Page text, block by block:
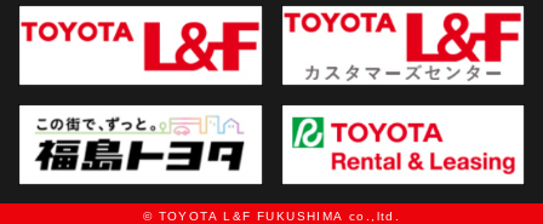
© TOYOTA L&F FUKUSHIMA co.,ltd.